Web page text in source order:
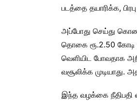
படத்தை தயாரிக்க,
அப்போது செய்து கொண்ட
தொகை ரூ.2.50 கோடி
வெளியிட போவதாக
வசூலிக்க முடியாது.
இந்த வழக்கை நீதிபதி